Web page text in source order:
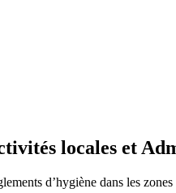
locales et
d’hygiène dans les